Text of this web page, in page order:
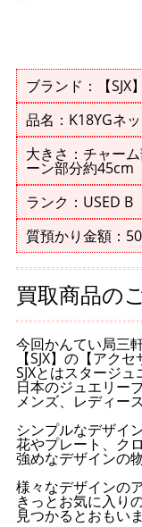
ブランド：【SJX
品名：K18YGネ
大きさ：チャー
ーン部分約45cm
ランク：USED B
質預かり金額：
買取商品の
今回かんてい局三
【SJX】の【アクセ
SJXとはスタージュ
日本のジュエリー
メンズ、レディー
シンプルなデザイ
花やプレート、ク
強めなデザインの
様々なデザインの
きっとお気に入り
見つかるとおもい